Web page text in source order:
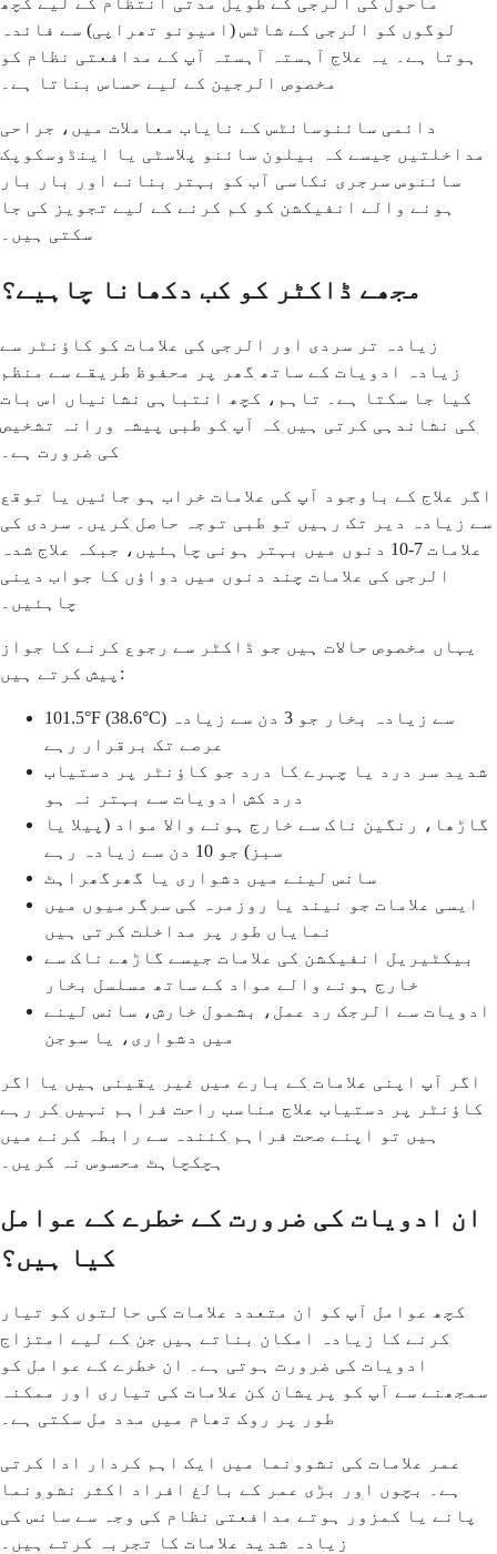
لوگوں کو الرجی کے شاٹس (امیونو تھراپی) سے فائدہ
ہوتا ہے۔ یہ علاج آہستہ آہستہ آپ کے مدافعتی نظام کو
مخصوص الرجین کے لیے حساس بناتا ہے۔
دائمی سائنوسائٹس کے نایاب معاملات میں، جراحی
مداخلتیں جیسے کہ بیلون سائنو پلاسٹی یا اینڈوسکوپک
سائنوس سرجری نکاسی آب کو بہتر بنانے اور بار بار
ہونے والے انفیکشن کو کم کرنے کے لیے تجویز کی جا
سکتی ہیں۔
مجھے ڈاکٹر کو کب دکھانا چاہیے؟
زیادہ تر سردی اور الرجی کی علامات کو کاؤنٹر سے
زیادہ ادویات کے ساتھ گھر پر محفوظ طریقے سے منظم
کیا جا سکتا ہے۔ تاہم، کچھ انتباہی نشانیاں اس بات
کی نشاندہی کرتی ہیں کہ آپ کو طبی پیشہ ورانہ تشخیص
کی ضرورت ہے۔
اگر علاج کے باوجود آپ کی علامات خراب ہو جائیں یا توقع
سے زیادہ دیر تک رہیں تو طبی توجہ حاصل کریں۔ سردی کی
علامات 7-10 دنوں میں بہتر ہونی چاہئیں، جبکہ علاج شدہ
الرجی کی علامات چند دنوں میں دواؤں کا جواب دینی
چاہئیں۔
یہاں مخصوص حالات ہیں جو ڈاکٹر سے رجوع کرنے کا جواز
پیش کرتے ہیں:
101.5°F (38.6°C) سے زیادہ بخار جو 3 دن سے زیادہ
عرصے تک برقرار رہے
شدید سر درد یا چہرے کا درد جو کاؤنٹر پر دستیاب
درد کش ادویات سے بہتر نہ ہو
گاڑھا، رنگین ناک سے خارج ہونے والا مواد (پیلا یا
سبز) جو 10 دن سے زیادہ رہے
سانس لینے میں دشواری یا گھرگھراہٹ
ایسی علامات جو نیند یا روزمرہ کی سرگرمیوں میں
نمایاں طور پر مداخلت کرتی ہیں
بیکٹیریل انفیکشن کی علامات جیسے گاڑھے ناک سے
خارج ہونے والے مواد کے ساتھ مسلسل بخار
ادویات سے الرجک رد عمل، بشمول خارش، سانس لینے
میں دشواری، یا سوجن
اگر آپ اپنی علامات کے بارے میں غیر یقینی ہیں یا اگر
کاؤنٹر پر دستیاب علاج مناسب راحت فراہم نہیں کر رہے
ہیں تو اپنے صحت فراہم کنندہ سے رابطہ کرنے میں
ہچکچاہٹ محسوس نہ کریں۔
ان ادویات کی ضرورت کے خطرے کے عوامل
کیا ہیں؟
کچھ عوامل آپ کو ان متعدد علامات کی حالتوں کو تیار
کرنے کا زیادہ امکان بناتے ہیں جن کے لیے امتزاج
ادویات کی ضرورت ہوتی ہے۔ ان خطرے کے عوامل کو
سمجھنے سے آپ کو پریشان کن علامات کی تیاری اور ممکنہ
طور پر روک تھام میں مدد مل سکتی ہے۔
عمر علامات کی نشوونما میں ایک اہم کردار ادا کرتی
ہے۔ بچوں اور بڑی عمر کے بالغ افراد اکثر نشوونما
پانے یا کمزور ہوتے مدافعتی نظام کی وجہ سے سانس کی
زیادہ شدید علامات کا تجربہ کرتے ہیں۔